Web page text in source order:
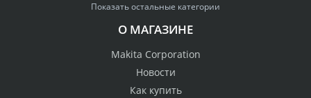
Показать остальные категории
О МАГАЗИНЕ
Makita Corporation
Новости
Как купить